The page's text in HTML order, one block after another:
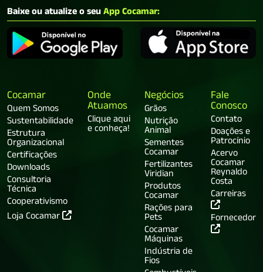
Baixe ou atualize o seuApp Cocamar:
Cocamar
Quem Somos
Sustentabilidade
Estrutura
Organizacional
Certificações
Downloads
Consultoria
Técnica
Cooperativismo
Loja Cocamar
Onde
Atuamos
Clique aqui
e conheça!
Negócios
Grãos
Nutrição
Animal
Sementes
Cocamar
Fertilizantes
Viridian
Produtos
Cocamar
Rações para
Pets
Cocamar
Máquinas
Indústria de
Fios
Fale
Conosco
Contato
Doações e
Patrocínio
Acervo
Cocamar
Reynaldo
Costa
Carreiras
Fornecedor